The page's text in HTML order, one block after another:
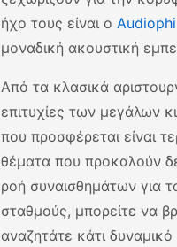
ήχο τους είναι ο
μοναδική ακουστική
Από τα κλασικά
επιτυχίες των μεγάλων
που προσφέρεται είναι
θέματα που προκαλούν
ροή συναισθημάτων για
σταθμούς, μπορείτε να
αναζητάτε κάτι